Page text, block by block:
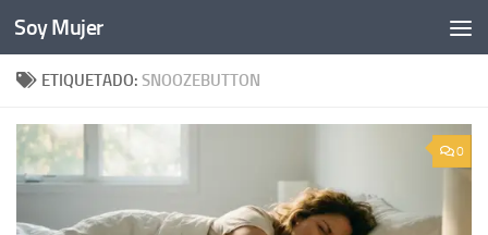
Bajo el contenido
Soy Mujer
ETIQUETADO: SNOOZEBUTTON
0